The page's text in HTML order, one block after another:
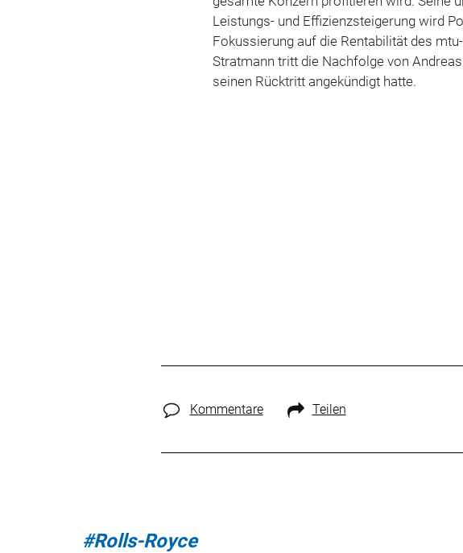
Leistungs- und Effizienzsteigerung wird
Fokussierung auf die Rentabilität des
Stratmann tritt die Nachfolge von
seinen Rücktritt angekündigt hatte.
Kommentare Teilen
#Rolls-Royce